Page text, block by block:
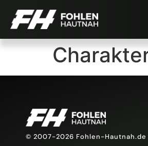
© 2007-2026 Fohlen-